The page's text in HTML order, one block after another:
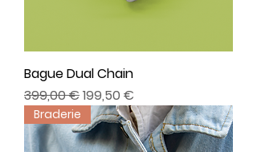
Bague Dual Chain
Precio
399,00 €Precio de oferta
199,50 €
Braderie